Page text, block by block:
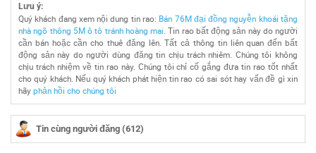
Lưu ý:
Quý khách đang xem nội dung tin rao: Bán 76M đại đồng nguyễn khoái tặng
nhà ngõ thông 5M ô tô tránh hoàng mai . Tin rao bất động sản này do người
cần bán hoặc cần cho thuê đăng lên. Tất cả thông tin liên quan đến bất
động sản này do người dùng đăng tin chịu trách nhiêm. Chúng tôi không
chịu trách nhiệm về tin rao này. Chúng tôi chỉ cố gắng đưa tin rao tốt nhất
cho quý khách. Nếu quý khách phát hiện tin rao có sai sót hay vấn đề gì xin
hãy phản hồi cho chúng tôi
Tin cùng người đăng (612)